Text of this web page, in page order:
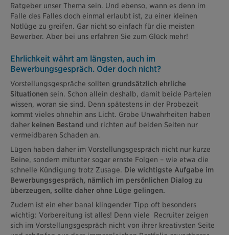
Ratgeber unser Thema sein. Und ebenso, wann es denn im
Falle des Falles doch einmal erlaubt ist, zu einer kleinen
Notlüge zu greifen. Gar nicht so einfach für die meisten
Bewerber. Aber bei uns erfahren Sie zum Glück mehr!
Ehrlichkeit währt am längsten, auch im
Bewerbungsgespräch. Oder doch nicht?
Vorstellungsgespräche sollten grundsätzlich ehrliche
Situationen sein. Schon allein deshalb, damit beide Parteien
wissen, woran sie sind. Denn spätestens in der Probezeit
kommt vieles ohnehin ans Licht. Grobe Unwahrheiten haben
daher keinen Bestand und richten auf beiden Seiten nur
vermeidbaren Schaden an.
Lügen haben daher im Vorstellungsgespräch nicht nur kurze
Beine, sondern mitunter sogar ernste Folgen – wie etwa die
schnelle Kündigung trotz Zusage. Die wichtigste Aufgabe im
Bewerbungsgespräch, nämlich im persönlichen Dialog zu
überzeugen, sollte daher ohne Lüge gelingen.
Zudem ist ein eher banal klingender Tipp oft besonders
wichtig: Vorbereitung ist alles! Denn viele Recruiter zeigen
sich im Vorstellungsgespräch nicht von ihrer kreativsten Seite